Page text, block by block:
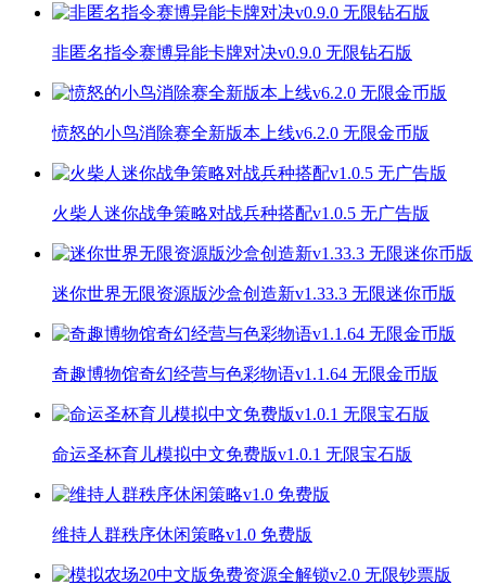
非匿名指令赛博异能卡牌对决v0.9.0 无限钻石版
愤怒的小鸟消除赛全新版本上线v6.2.0 无限金币版
火柴人迷你战争策略对战兵种搭配v1.0.5 无广告版
迷你世界无限资源版沙盒创造新v1.33.3 无限迷你币版
奇趣博物馆奇幻经营与色彩物语v1.1.64 无限金币版
命运圣杯育儿模拟中文免费版v1.0.1 无限宝石版
维持人群秩序休闲策略v1.0 免费版